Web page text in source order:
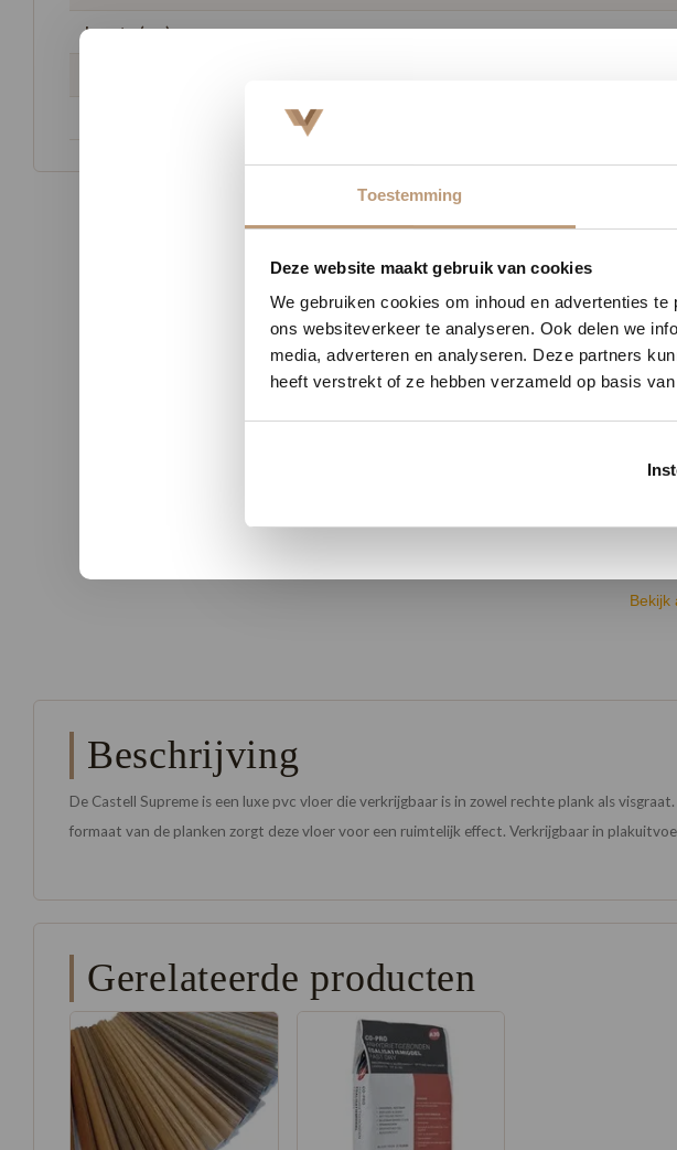
Nu tijdelijk
Vraag snel
Toestemming
Deze website maakt gebruik van cookies
We gebruiken cookies om inhoud en advertenties
ons websiteverkeer te analyseren. Ook delen we
media, adverteren en analyseren. Deze partners
heeft verstrekt of ze hebben verzameld op basis
Lengte (cm)
9.8/ 10
Sophie uit Arnhem -
advies!
Jan
was top.
Bekijk
Beschrijving
De Castell Supreme is een luxe pvc vloer die verkrijgbaar is in zowel rechte plank als
formaat van de planken zorgt deze vloer voor een ruimtelijk effect. Verkrijgbaar in
Gerelateerde producten